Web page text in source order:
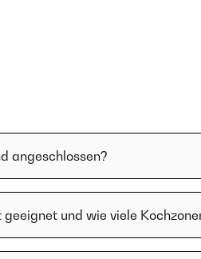
angeschlossen?
und wie viele